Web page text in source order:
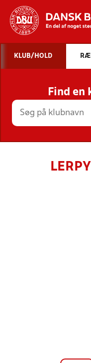
STILLINGER,
KLUB/HOLD
Find en